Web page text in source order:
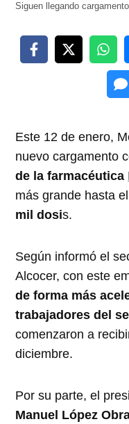
Siguen llegando
Este 12 de enero,
nuevo cargamento
de la farmacéutica
más grande hasta
mil dosis.
Según informó el
Alcocer, con este
de forma más
trabajadores del
comenzaron a
diciembre.
Por su parte, el
Manuel López